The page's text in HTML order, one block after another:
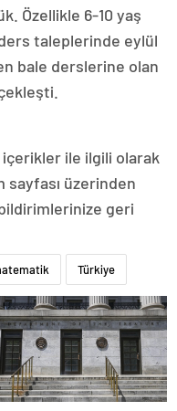
Özellikle 6-10 yaş
taleplerinde eylül
bale derslerine olan
içerikler ile ilgili olarak
üzerinden
geri
Türkiye